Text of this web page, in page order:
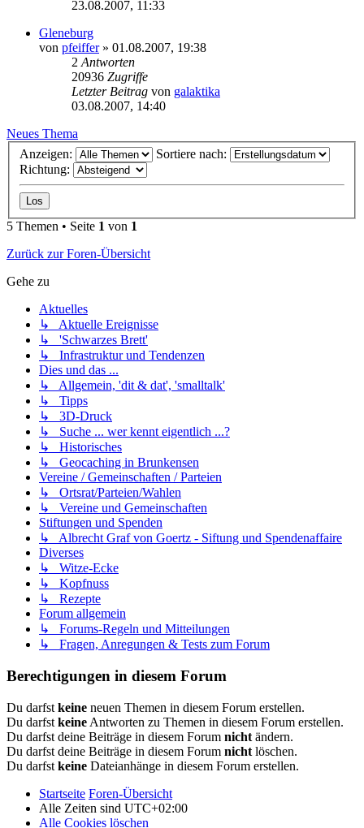
23.08.2007, 11:33
Gleneburg
von pfeiffer» 01.08.2007, 19:38
2 Antworten
20936 Zugriffe
Letzter Beitrag von galaktika
03.08.2007, 14:40
Neues Thema
Anzeigen:
Sortiere nach:
Richtung:
5 Themen • Seite 1 von 1
Zurück zur Foren-Übersicht
Gehe zu
Aktuelles
↳ Aktuelle Ereignisse
↳ 'Schwarzes Brett'
↳ Infrastruktur und Tendenzen
Dies und das ...
↳ Allgemein, 'dit & dat', 'smalltalk'
↳ Tipps
↳ 3D-Druck
↳ Suche ... wer kennt eigentlich ...?
↳ Historisches
↳ Geocaching in Brunkensen
Vereine / Gemeinschaften / Parteien
↳ Ortsrat/Parteien/Wahlen
↳ Vereine und Gemeinschaften
Stiftungen und Spenden
↳ Albrecht Graf von Goertz - Siftung und Spendenaffaire
Diverses
↳ Witze-Ecke
↳ Kopfnuss
↳ Rezepte
Forum allgemein
↳ Forums-Regeln und Mitteilungen
↳ Fragen, Anregungen & Tests zum Forum
Berechtigungen in diesem Forum
Du darfst keine neuen Themen in diesem Forum erstellen.
Du darfst keine Antworten zu Themen in diesem Forum erstellen.
Du darfst deine Beiträge in diesem Forum nicht ändern.
Du darfst deine Beiträge in diesem Forum nicht löschen.
Du darfst keine Dateianhänge in diesem Forum erstellen.
Startseite Foren-Übersicht
Alle Zeiten sind UTC+02:00
Alle Cookies löschen